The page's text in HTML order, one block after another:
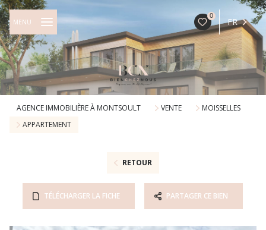
0
FR
MENU
AGENCE IMMOBILIÈRE À MONTSOULT VENTE
MOISSELLES
APPARTEMENT
RETOUR
TÉLÉCHARGER LA FICHE PARTAGER CE BIEN